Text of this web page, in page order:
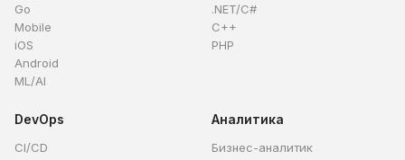
Go
Mobile
iOS
Android
ML/AI
.NET/C#
C++
PHP
DevOps
CI/CD
Аналитика
Бизнес-аналитик